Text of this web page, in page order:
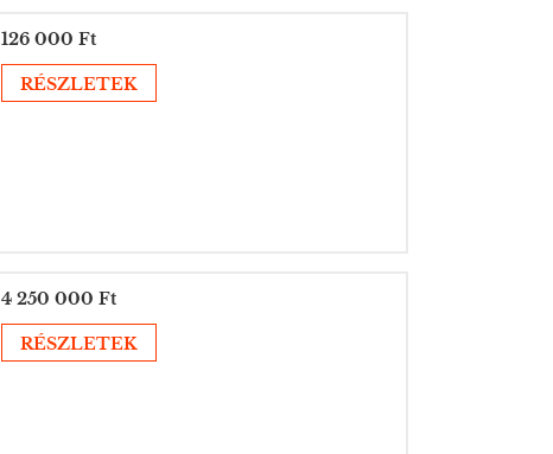
126 000 Ft
RÉSZLETEK
4 250 000 Ft
RÉSZLETEK